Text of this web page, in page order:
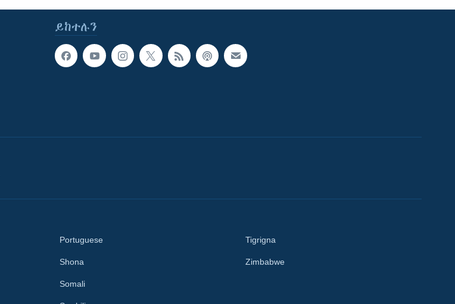
ይከተሉን
Portuguese
Shona
Somali
Tigrigna
Zimbabwe